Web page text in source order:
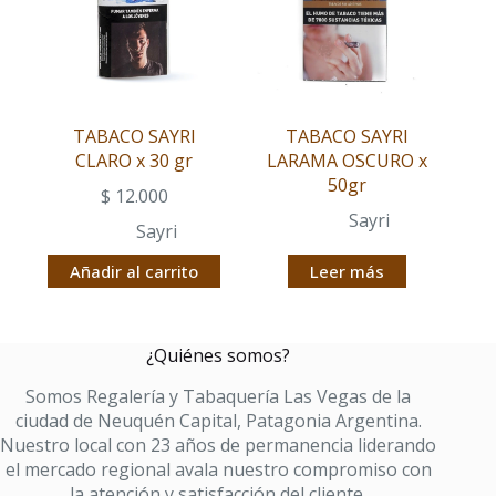
TABACO SAYRI
CLARO x 30 gr
$ 12.000
Sayri
Añadir al carrito
TABACO SAYRI
LARAMA OSCURO x
50gr
Sayri
Leer más
¿Quiénes somos?
Somos Regalería y Tabaquería Las Vegas de la
ciudad de Neuquén Capital, Patagonia Argentina.
Nuestro local con 23 años de permanencia liderando
el mercado regional avala nuestro compromiso con